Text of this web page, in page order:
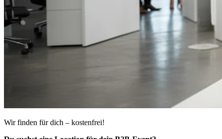
Wir finden für dich – kostenfrei!